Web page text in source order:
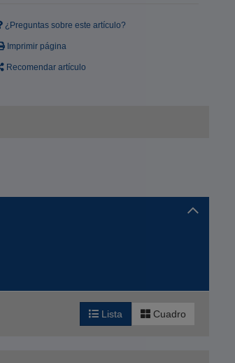
¿Preguntas sobre este artículo?
Imprimir página
Recomendar artículo
Lista Cuadro